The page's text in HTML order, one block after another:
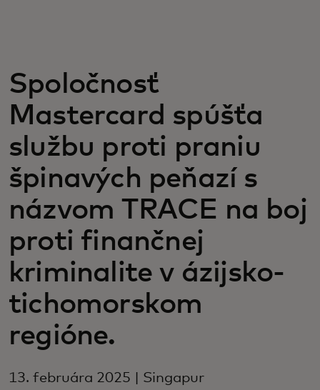
Pre firmy
Pre svet
Pre inovátorov
Novinky a trendy
Spoločnosť
Mastercard spúšťa
službu proti praniu
špinavých peňazí s
názvom TRACE na boj
proti finančnej
kriminalite v ázijsko-
tichomorskom
regióne.
13. februára 2025 | Singapur